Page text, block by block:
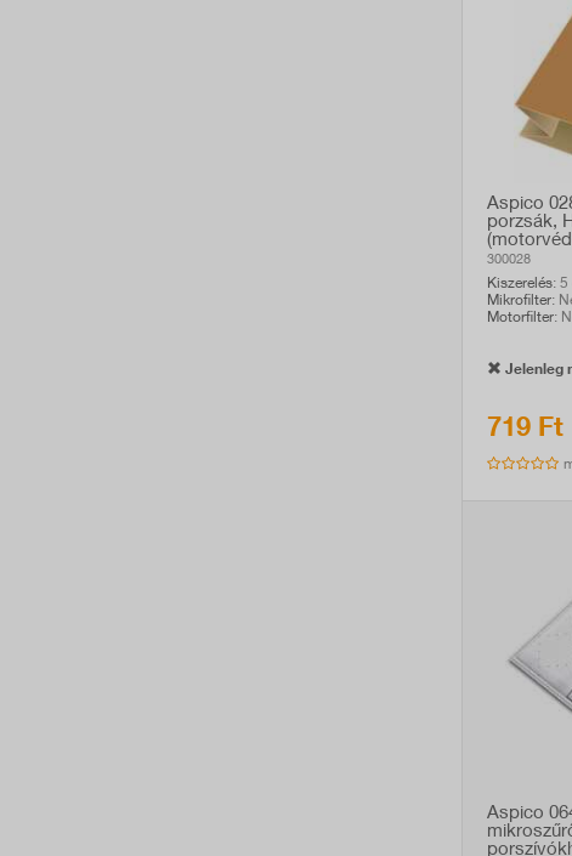
Aspico
porzsák,
300028
Kiszerelés: 5
Mikrofilter:
Motorfilter:
Jelenleg
719 Ft
Aspico